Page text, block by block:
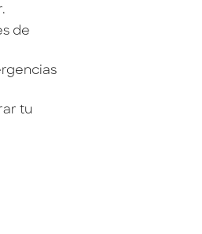
de
tu